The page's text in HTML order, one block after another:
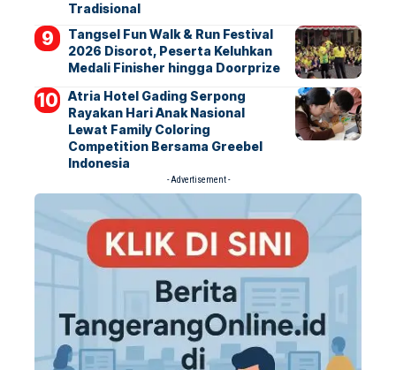
Tradisional
Tangsel Fun Walk & Run Festival
2026 Disorot, Peserta Keluhkan
Medali Finisher hingga Doorprize
Atria Hotel Gading Serpong
Rayakan Hari Anak Nasional
Lewat Family Coloring
Competition Bersama Greebel
Indonesia
- Advertisement -